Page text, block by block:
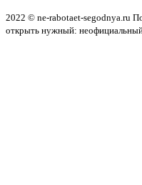
2022 © ne-rabotaet-segodnya.ru
открыть нужный: